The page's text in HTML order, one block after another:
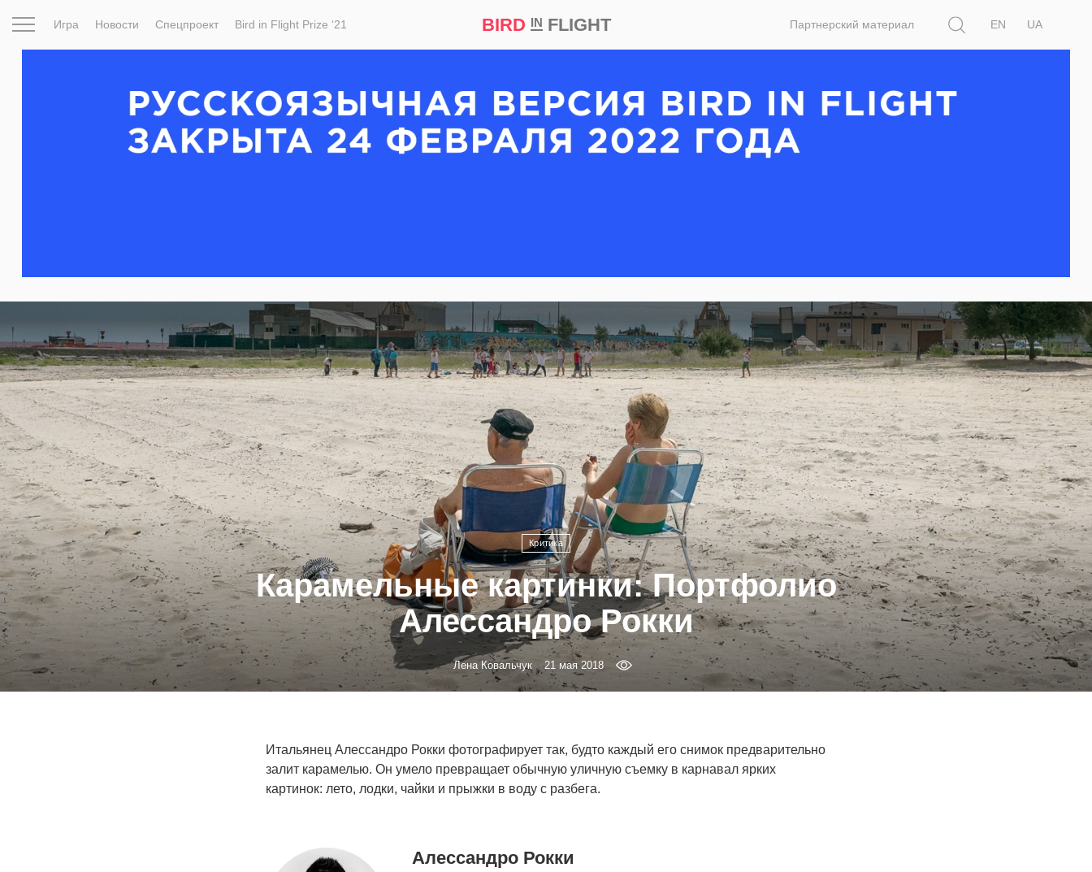
Игра Новости Спецпроект Bird in Flight Prize ‘21 BIRD INFLIGHT Партнерский материал
EN
UA
Критика
Карамельные картинки: Портфолио
Алессандро Рокки
Лена Ковальчук 21 мая 2018
Итальянец Алессандро Рокки фотографирует так, будто каждый его снимок предварительно
залит карамелью. Он умело превращает обычную уличную съемку в карнавал ярких
картинок: лето, лодки, чайки и прыжки в воду с разбега.
Алессандро Рокки